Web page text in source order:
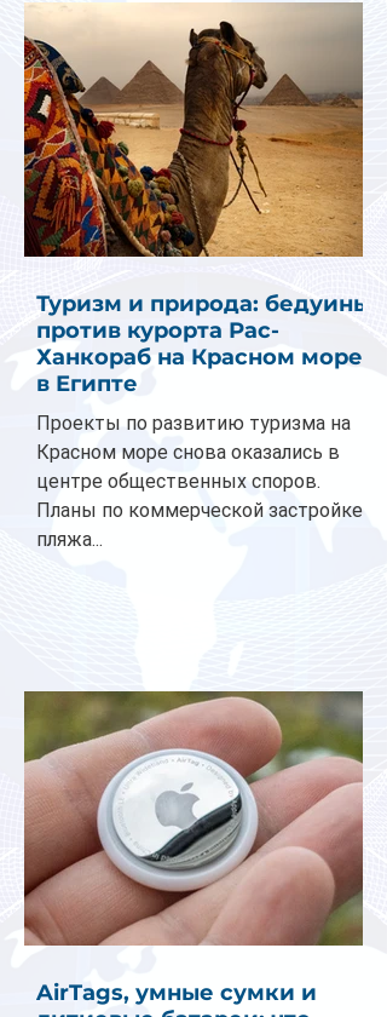
Туризм и природа: бедуины
против курорта Рас-
Ханкораб на Красном море
в Египте
Проекты по развитию туризма на
Красном море снова оказались в
центре общественных споров.
Планы по коммерческой застройке
пляжа...
AirTags, умные сумки и